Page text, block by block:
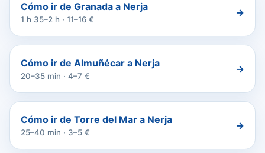
Cómo ir de Granada a Nerja
1 h 35–2 h · 11–16 €
→
Cómo ir de Almuñécar a Nerja
20–35 min · 4–7 €
→
Cómo ir de Torre del Mar a Nerja
25–40 min · 3–5 €
→